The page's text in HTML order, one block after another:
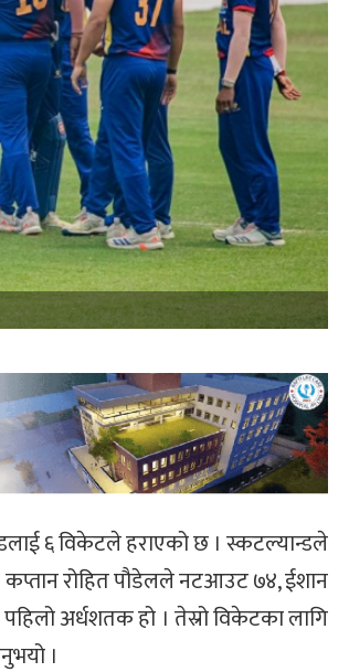
६ विकेटले हराएको छ । स्कटल्यान्डले
रोहित पौडेलले नटआउट ७४, ईशान
अर्धशतक हो । तेस्रो विकेटका लागि
।